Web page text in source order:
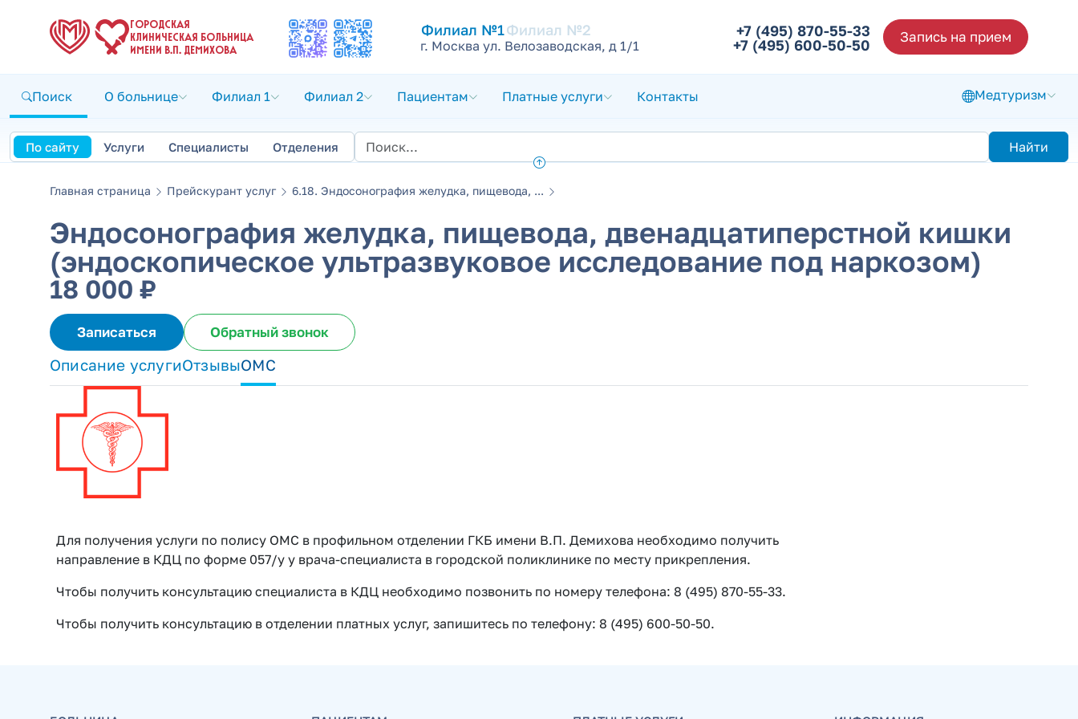
ГОРОДСКАЯ
КЛИНИЧЕСКАЯ БОЛЬНИЦА
ИМЕНИ В.П. ДЕМИХОВА
Филиал №1Филиал №2
г. Москва ул. Велозаводская, д 1/1
+7 (495) 870-55-33
+7 (495) 600-50-50
Запись на прием
Поиск О больнице Филиал 1 Филиал 2 Пациентам Платные услуги Контакты Медтуризм
По сайту Услуги Специалисты Отделения Найти
Главная страница Прейскурант услуг 6.18. Эндосонография желудка, пищевода, ...
Эндосонография желудка, пищевода, двенадцатиперстной кишки
(эндоскопическое ультразвуковое исследование под наркозом)
18 000 ₽
Записаться Обратный звонок
Описание услугиОтзывыОМС
Для получения услуги по полису ОМС в профильном отделении ГКБ имени В.П. Демихова необходимо получить
направление в КДЦ по форме 057/у у врача-специалиста в городской поликлинике по месту прикрепления.
Чтобы получить консультацию специалиста в КДЦ необходимо позвонить по номеру телефона: 8 (495) 870-55-33.
Чтобы получить консультацию в отделении платных услуг, запишитесь по телефону: 8 (495) 600-50-50.